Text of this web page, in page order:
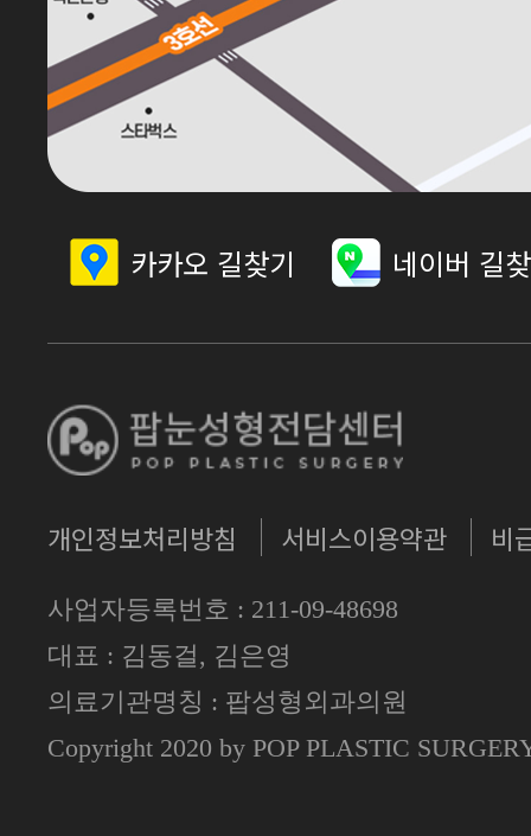
카카오 길찾기 네이버 길
개인정보처리방침 서비스이용약관 비
사업자등록번호 : 211-09-48698
대표 : 김동걸, 김은영
의료기관명칭 : 팝성형외과의원
Copyright 2020 by POP PLASTIC